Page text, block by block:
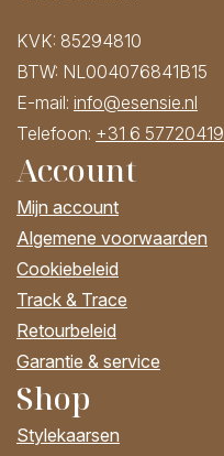
KVK: 85294810
BTW: NL004076841B15
E-mail: info@esensie.nl
Telefoon: +31 6 57720419
Account
Mijn account
Algemene voorwaarden
Cookiebeleid
Track & Trace
Retourbeleid
Garantie & service
Shop
Stylekaarsen